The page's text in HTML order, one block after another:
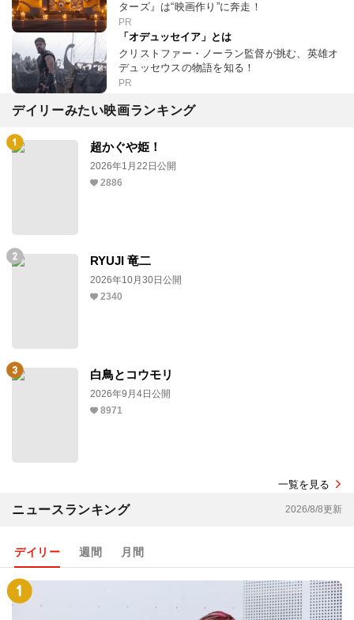
ターズ』は“映画作り”に奔走！
PR
「オデュッセイア」とは
クリストファー・ノーラン監督が挑む、英雄オ
デュッセウスの物語を知る！
PR
デイリーみたい映画ランキング
超かぐや姫！
2026年1月22日公開
2886
RYUJI 竜二
2026年10月30日公開
2340
白鳥とコウモリ
2026年9月4日公開
8971
一覧を見る
ニュースランキング 2026/8/8更新
デイリー 週間 月間